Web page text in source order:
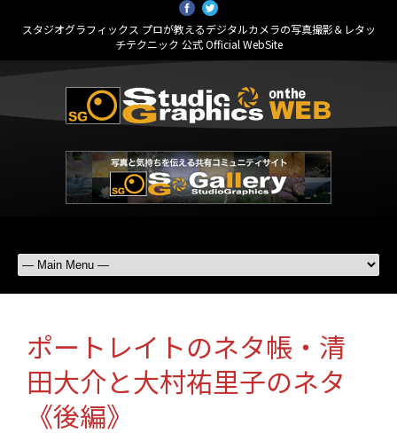
スタジオグラフィックス プロが教えるデジタルカメラの写真撮影＆レタッ
チテクニック 公式 Official WebSite
ポートレイトのネタ帳・清
田大介と大村祐里子のネタ
《後編》